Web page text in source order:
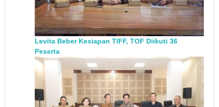
Levita Beber Kesiapan TIFF, TOF Diikuti 36
Peserta